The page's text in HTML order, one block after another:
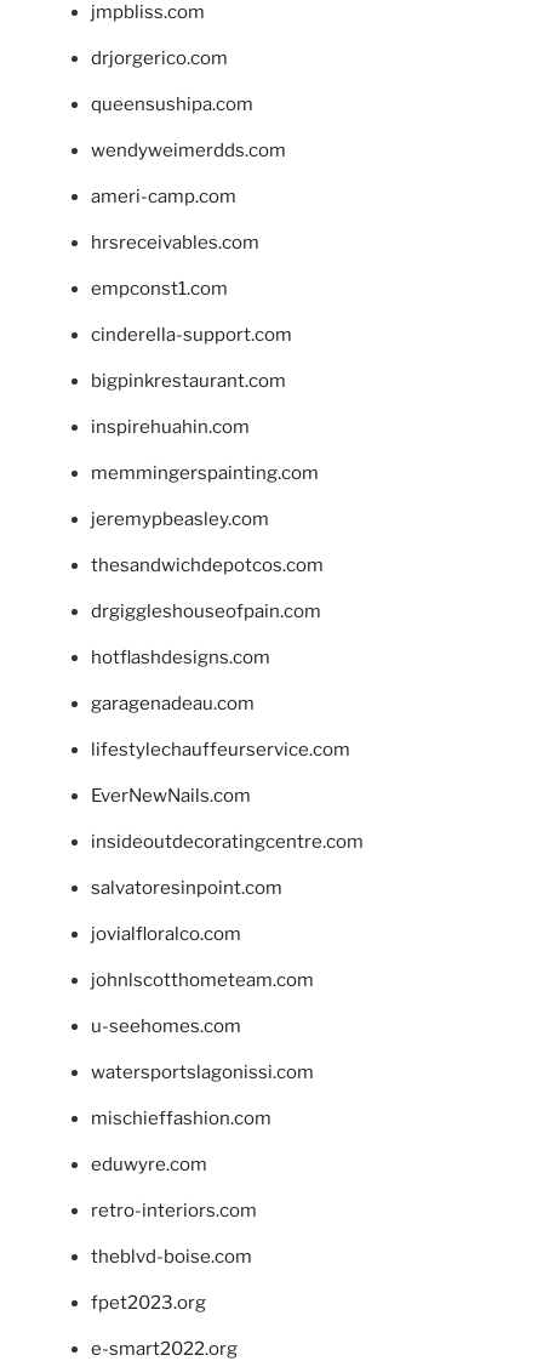
jmpbliss.com
drjorgerico.com
queensushipa.com
wendyweimerdds.com
ameri-camp.com
hrsreceivables.com
empconst1.com
cinderella-support.com
bigpinkrestaurant.com
inspirehuahin.com
memmingerspainting.com
jeremypbeasley.com
thesandwichdepotcos.com
drgiggleshouseofpain.com
hotflashdesigns.com
garagenadeau.com
lifestylechauffeurservice.com
EverNewNails.com
insideoutdecoratingcentre.com
salvatoresinpoint.com
jovialfloralco.com
johnlscotthometeam.com
u-seehomes.com
watersportslagonissi.com
mischieffashion.com
eduwyre.com
retro-interiors.com
theblvd-boise.com
fpet2023.org
e-smart2022.org